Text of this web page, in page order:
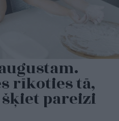
rīkoties tā,
pareizi